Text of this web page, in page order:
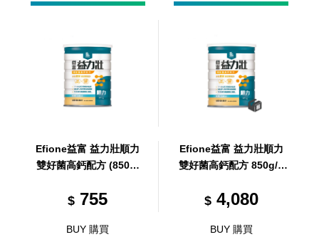
Efione益富 益力壯順力
雙好菌高鈣配方 (850g/
$755
BUY 購買
Efione益富 益力壯順力
雙好菌高鈣配方 850g/6
$4,080
BUY 購買